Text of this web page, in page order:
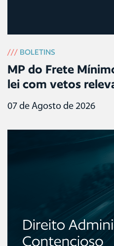
/// BOLETINS
MP do Frete
lei com vetos
07 de Agosto de 2026